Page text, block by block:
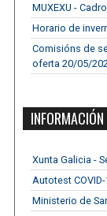
MUXEXU -
Horario de
Comisións de
oferta 20/05/
Xunta Galicia -
Autotest
Ministerio de